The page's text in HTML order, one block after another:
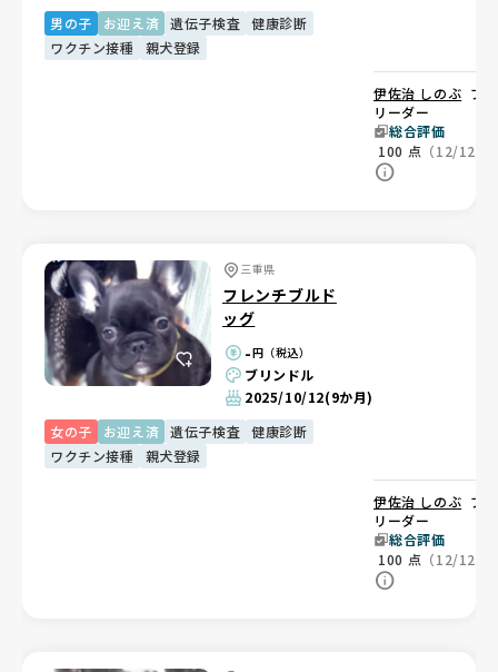
男の子
お迎え済 遺伝子検査
健康診断
ワクチン接種
親犬登録
伊佐治 しのぶ ブ
リーダー
総合評価
100 点 （12/12）
三重県
フレンチブルド
ッグ
-円（税込）
ブリンドル
2025/10/12(9か月)
女の子
お迎え済 遺伝子検査
健康診断
ワクチン接種
親犬登録
伊佐治 しのぶ ブ
リーダー
総合評価
100 点 （12/12）